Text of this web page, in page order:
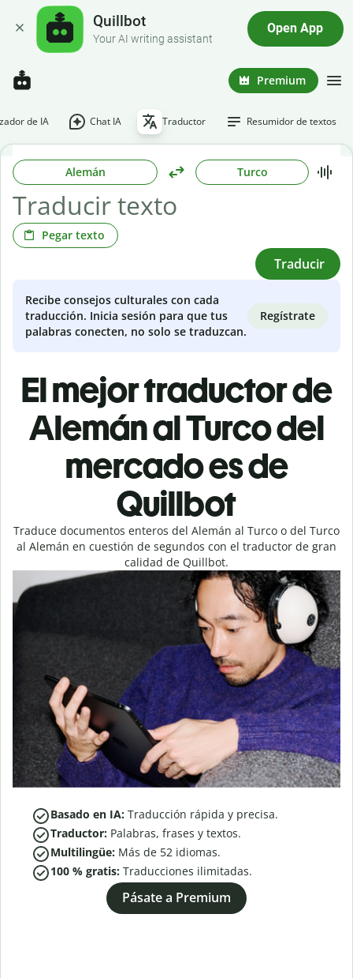
Quillbot
Your AI writing assistant
Open App
Premium
de IA Chat IA Traductor Resumidor de textos
Alemán Turco
Pegar texto
Traducir
Recibe consejos culturales con cada
traducción. Inicia sesión para que tus
palabras conecten, no solo se traduzcan.
Regístrate
El mejor traductor de
Alemán al Turco del
mercado es de
Quillbot
Traduce documentos enteros del Alemán al Turco o del Turco
al Alemán en cuestión de segundos con el traductor de gran
calidad de Quillbot.
Basado en IA: Traducción rápida y precisa.
Traductor: Palabras, frases y textos.
Multilingüe: Más de 52 idiomas.
100 % gratis: Traducciones ilimitadas.
Pásate a Premium